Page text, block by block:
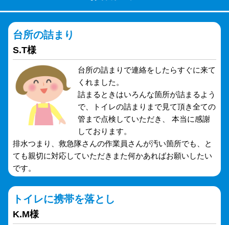
台所の詰まり
S.T様
台所の詰まりで連絡をしたらすぐに来て
くれました。
詰まるときはいろんな箇所が詰まるよう
で、トイレの詰まりまで見て頂き全ての
管まで点検していただき、 本当に感謝
しております。
排水つまり、救急隊さんの作業員さんが汚い箇所でも、と
ても親切に対応していただきまた何かあればお願いしたい
です。
トイレに携帯を落とし
K.M様